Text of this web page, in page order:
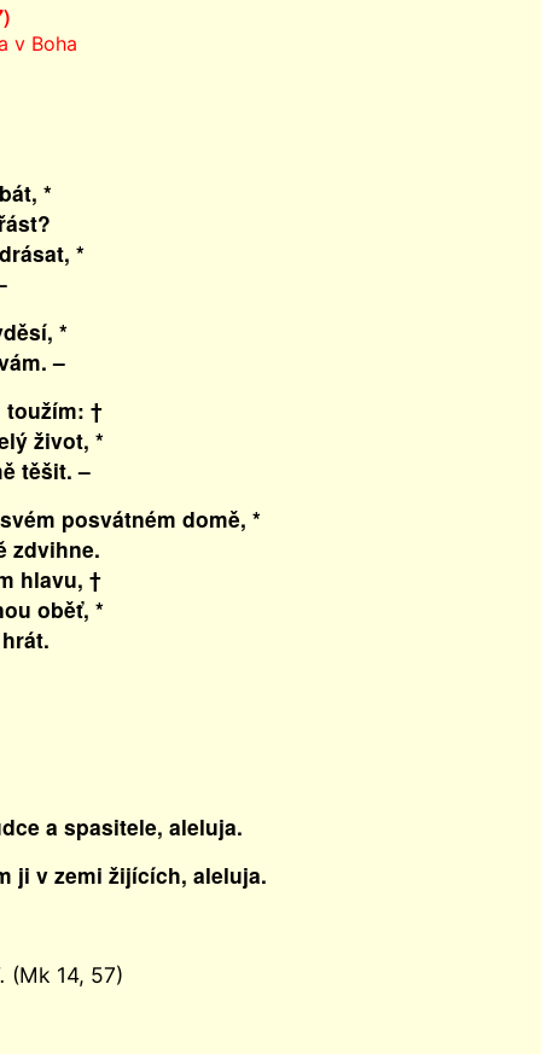
v Boha
*
*
*
–
toužím: †
život, *
těšit. –
posvátném domě, *
hlavu, †
oběť, *
a spasitele, aleluja.
ji v zemi žijících, aleluja.
(Mk 14, 57)